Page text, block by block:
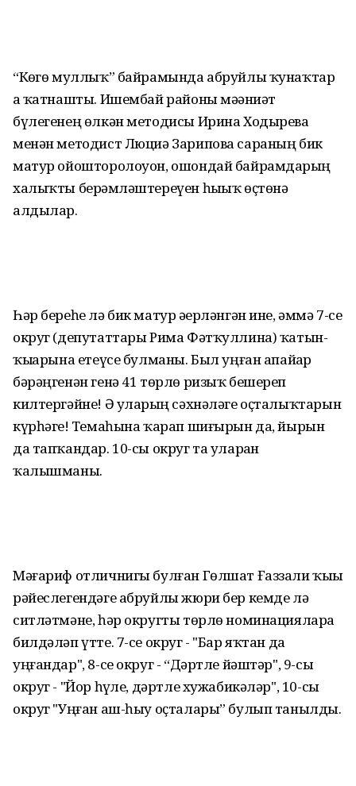
“Көҙгө муллыҡ” байрамында абруйлы ҡунаҡтар
ҙа ҡатнашты. Ишембай районы мәҙәниәт
бүлегенең өлкән методисы Ирина Ходырева
менән методист Люциә Зарипова сараның бик
матур ойошторолоуон, ошондай байрамдарҙың
халыҡты берҙәмләштереүен һыҙыҡ өҫтөнә
алдылар.
Һәр береһе лә бик матур әҙерләнгән ине, әммә 7-се
округ (депутаттары Рима Фәтҡуллина) ҡатын-
ҡыҙҙарына етеүсе булманы. Был уңған апайҙар
бәрәңгенән генә 41 төрлө ризыҡ бешереп
килтергәйне! Ә уларҙың сәхнәләге оҫталыҡтарын
күрһәгеҙ! Темаһына ҡарап шиғырын да, йырын
да тапҡандар. 10-сы округ та уларҙан
ҡалышманы.
Мәғариф отличнигы булған Гөлшат Ғаззали ҡыҙы
рәйеслегендәге абруйлы жюри бер кемде лә
ситләтмәне, һәр округты төрлө номинацияларҙа
билдәләп үтте. 7-се округ - "Бар яҡтан да
уңғандар", 8-се округ - “Дәртле йәштәр", 9-сы
округ - "Йор һүҙле, дәртле хужабикәләр", 10-сы
округ "Уңған аш-һыу оҫталары” булып танылды.